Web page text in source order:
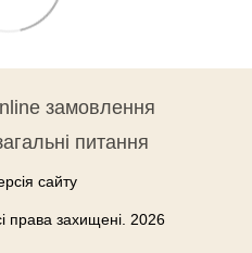
замовлення
питання
сайту
права захищені. 2026